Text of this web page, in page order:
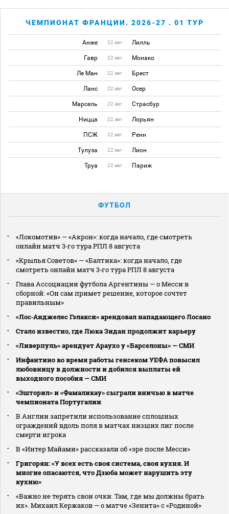
ЧЕМПИОНАТ ФРАНЦИИ. 2026-27 . 01 ТУР
Анже 22 авг Лилль
Гавр 22 авг Монако
Ле Ман 22 авг Брест
Ланс 22 авг Осер
Марсель 22 авг Страсбур
Ницца 22 авг Лорьян
ПСЖ 22 авг Ренн
Тулуза 22 авг Лион
Труа 22 авг Париж
ФУТБОЛ
«Локомотив» — «Акрон»: когда начало, где смотреть
онлайн матч 3‑го тура РПЛ 8 августа
«Крылья Советов» — «Балтика»: когда начало, где
смотреть онлайн матч 3‑го тура РПЛ 8 августа
Глава Ассоциации футбола Аргентины — о Месси в
сборной: «Он сам примет решение, которое сочтет
правильным»
«Лос‑Анджелес Гэлакси» арендовал нападающего Лосано
Стало известно, где Люка Зидан продолжит карьеру
«Ливерпуль» арендует Араухо у «Барселоны» — СМИ
Инфантино во время работы генсеком УЕФА повысил
любовницу в должности и добился выплаты ей
выходного пособия — СМИ
«Эшторил» и «Фамаликау» сыграли вничью в матче
чемпионата Португалии
В Англии запретили использование сплошных
ограждений вдоль поля в матчах низших лиг после
смерти игрока
В «Интер Майами» рассказали об «эре после Месси»
Григорян: «У всех есть своя система, своя кухня. И
многие опасаются, что Дзюба может нарушить эту
кухню»
«Важно не терять свои очки. Там, где мы должны брать
их». Михаил Кержаков — о матче «Зенита» с «Родиной»